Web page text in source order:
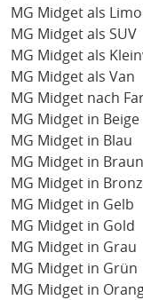
MG Midget als
MG Midget als SUV
MG Midget als
MG Midget als Van
MG Midget nach
MG Midget in Beige
MG Midget in Blau
MG Midget in Braun
MG Midget in
MG Midget in Gelb
MG Midget in Gold
MG Midget in Grau
MG Midget in Grün
MG Midget in